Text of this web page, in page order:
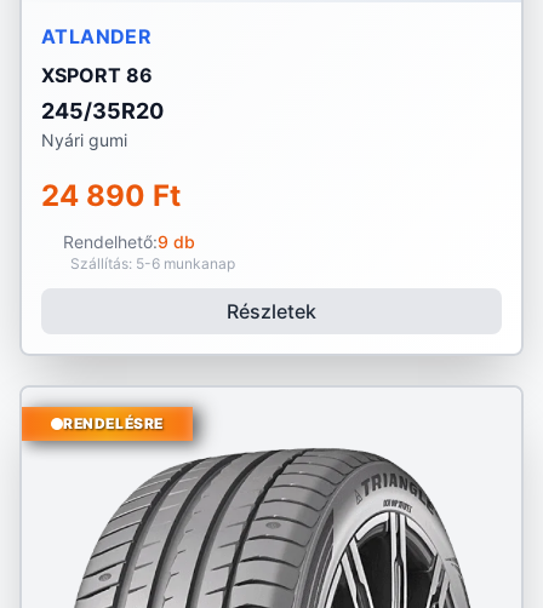
ATLANDER
XSPORT 86
245/35R20
Nyári gumi
24 890 Ft
Rendelhető:9 db
Szállítás: 5-6 munkanap
Részletek
RENDELÉSRE